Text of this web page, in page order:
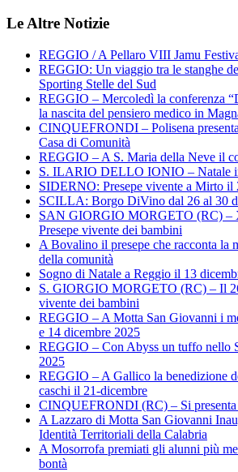
Le Altre Notizie
REGGIO / A Pellaro VIII Jamu
REGGIO: Un viaggio tra le stanghe
Sporting Stelle del Sud
REGGIO – Mercoledì la conferenza
la nascita del pensiero medico in
CINQUEFRONDI – Polisena
Casa di Comunità
REGGIO – A S. Maria della Neve il
S. ILARIO DELLO IONIO – Natale
SIDERNO: Presepe vivente a Mirto il
SCILLA: Borgo DiVino dal 26 al 30
SAN GIORGIO MORGETO (RC) –
Presepe vivente dei bambini
A Bovalino il presepe che racconta la
della comunità
Sogno di Natale a Reggio il 13
S. GIORGIO MORGETO (RC) – Il
vivente dei bambini
REGGIO – A Motta San Giovanni i
e 14 dicembre 2025
REGGIO – Con Abyss un tuffo nello
2025
REGGIO – A Gallico la benedizione
caschi il 21-dicembre
CINQUEFRONDI (RC) – Si
A Lazzaro di Motta San Giovanni
Identità Territoriali della Calabria
A Mosorrofa premiati gli alunni più
bontà